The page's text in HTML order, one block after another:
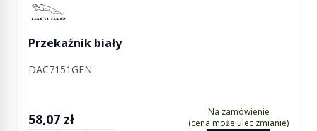
Manufactured by Jaguar
Przekaźnik biały
DAC7151GEN
58,07 zł
Na zamówienie
(cena może ulec zmianie)